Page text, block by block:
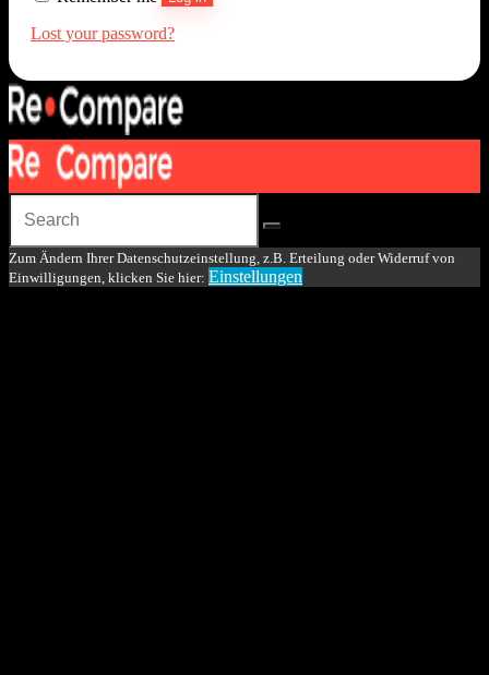
Lost your password?
Zum Ändern Ihrer Datenschutzeinstellung, z.B. Erteilung oder Widerruf von
Einwilligungen, klicken Sie hier: Einstellungen